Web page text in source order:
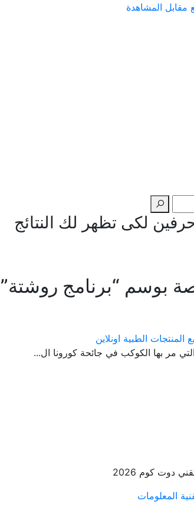
مقابل المشاهدة
لكى تظهر لك النتائج
بوسم “برنامج روشتة”
الطبية اونلاين
مر بها الكوكب في جائحة كورونا ال...
دوت كوم 2026
المعلومات